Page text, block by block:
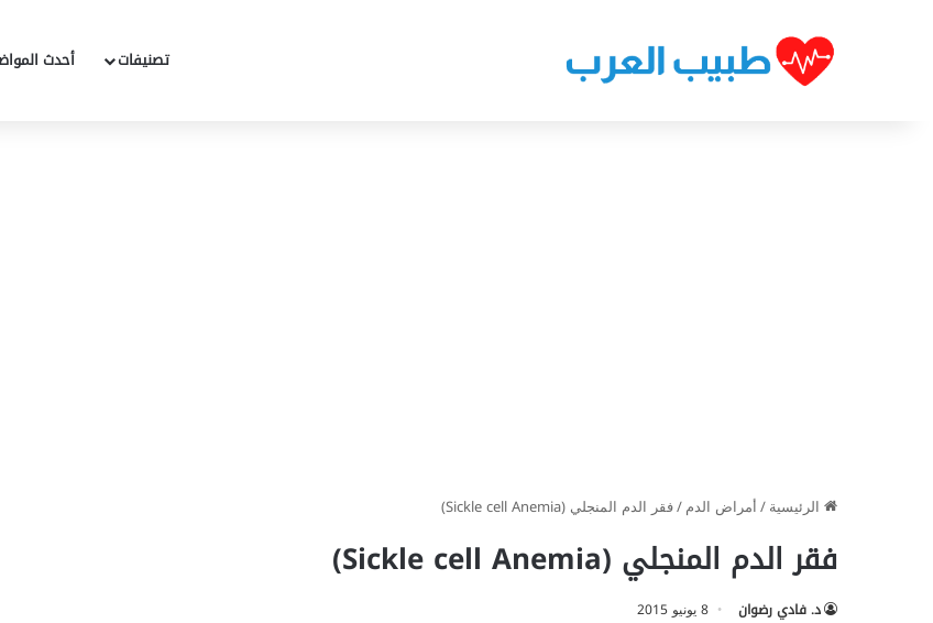
تصنيفات أحدث
الرئيسية/أمراض الدم/فقر الدم المنجلي (Sickle cell Anemia)
فقر الدم المنجلي (Sickle cell Anemia)
د. فادي رضوان 8 يونيو 2015